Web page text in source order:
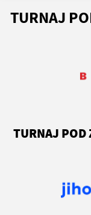
TURNAJ
TURNAJ POD